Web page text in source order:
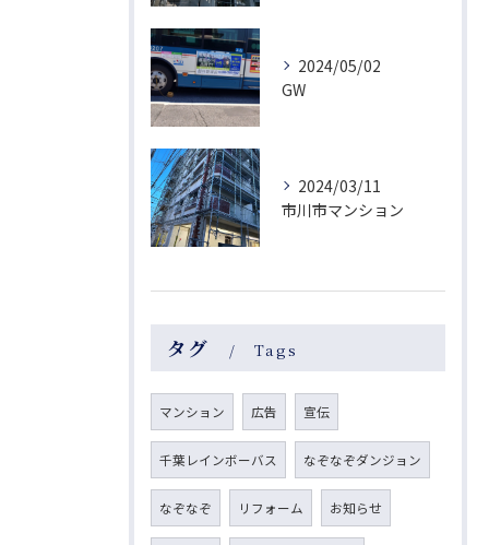
2024/05/02
GW
2024/03/11
市川市マンション
タグ Tags
マンション 広告 宣伝
千葉レインボーバス なぞなぞダンジョン
なぞなぞ リフォーム お知らせ